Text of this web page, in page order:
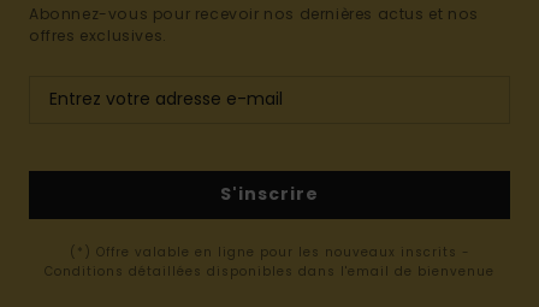
Abonnez-vous pour recevoir nos dernières actus et nos
offres exclusives.
S'inscrire
(*) Offre valable en ligne pour les nouveaux inscrits -
Conditions détaillées disponibles dans l'email de bienvenue